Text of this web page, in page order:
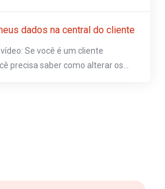
dados na central do cliente
Se você é um cliente
precisa saber como alterar os...